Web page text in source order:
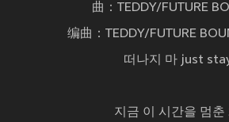
曲：TEDDY/FUTURE
编曲：TEDDY/FUTURE
떠나지 마 just
지금 이 시간을 멈춘